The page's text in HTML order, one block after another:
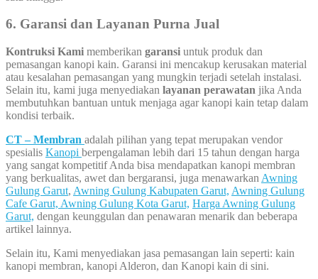
6. Garansi dan Layanan Purna Jual
Kontruksi Kami memberikan garansi untuk produk dan
pemasangan kanopi kain. Garansi ini mencakup kerusakan material
atau kesalahan pemasangan yang mungkin terjadi setelah instalasi.
Selain itu, kami juga menyediakan layanan perawatan jika Anda
membutuhkan bantuan untuk menjaga agar kanopi kain tetap dalam
kondisi terbaik.
CT – Membran adalah pilihan yang tepat merupakan vendor
spesialis Kanopi berpengalaman lebih dari 15 tahun dengan harga
yang sangat kompetitif Anda bisa mendapatkan kanopi membran
yang berkualitas, awet dan bergaransi, juga menawarkan Awning
Gulung Garut, Awning Gulung Kabupaten Garut, Awning Gulung
Cafe Garut, Awning Gulung Kota Garut, Harga Awning Gulung
Garut, dengan keunggulan dan penawaran menarik dan beberapa
artikel lainnya.
Selain itu, Kami menyediakan jasa pemasangan lain seperti: kain
kanopi membran, kanopi Alderon, dan Kanopi kain di sini.